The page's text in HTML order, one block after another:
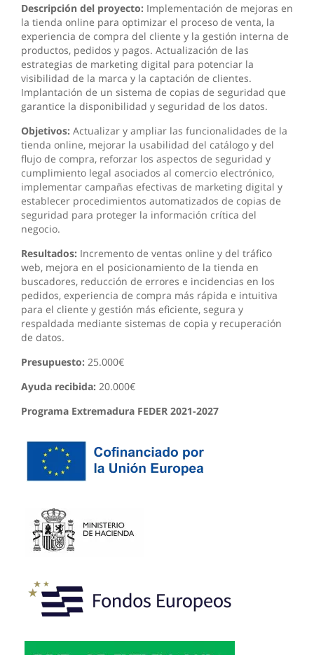
Descripción del proyecto: Implementación de mejoras en
la tienda online para optimizar el proceso de venta, la
experiencia de compra del cliente y la gestión interna de
productos, pedidos y pagos. Actualización de las
estrategias de marketing digital para potenciar la
visibilidad de la marca y la captación de clientes.
Implantación de un sistema de copias de seguridad que
garantice la disponibilidad y seguridad de los datos.
Objetivos: Actualizar y ampliar las funcionalidades de la
tienda online, mejorar la usabilidad del catálogo y del
flujo de compra, reforzar los aspectos de seguridad y
cumplimiento legal asociados al comercio electrónico,
implementar campañas efectivas de marketing digital y
establecer procedimientos automatizados de copias de
seguridad para proteger la información crítica del
negocio.
Resultados: Incremento de ventas online y del tráfico
web, mejora en el posicionamiento de la tienda en
buscadores, reducción de errores e incidencias en los
pedidos, experiencia de compra más rápida e intuitiva
para el cliente y gestión más eficiente, segura y
respaldada mediante sistemas de copia y recuperación
de datos.
Presupuesto: 25.000€
Ayuda recibida: 20.000€
Programa Extremadura FEDER 2021-2027